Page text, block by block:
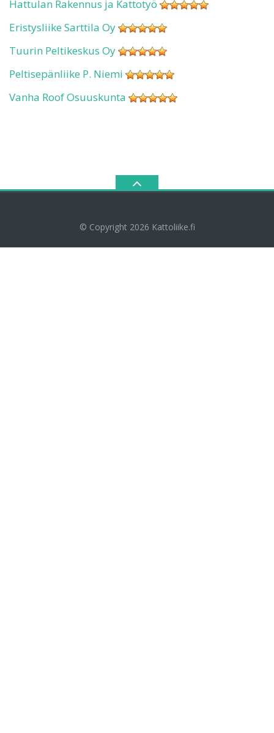
Hattulan Rakennus ja Kattotyö
Eristysliike Sarttila Oy
Tuurin Peltikeskus Oy
Peltisepänliike P. Niemi
Vanha Roof Osuuskunta
© Copyright 2026 Kattoliike.fi